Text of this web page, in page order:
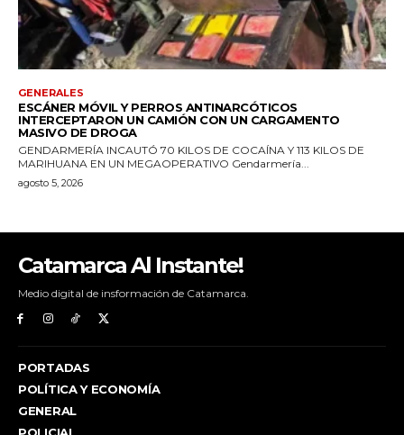
Catamarca Al Instante!
Medio digital de insformación de Catamarca.
PORTADAS
POLÍTICA Y ECONOMÍA
GENERAL